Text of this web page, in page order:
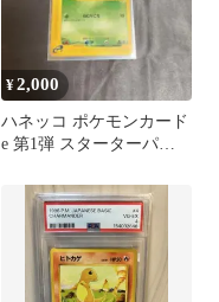
¥2,000
ハネッコ ポケモンカード
e 第1弾 スターターパッ